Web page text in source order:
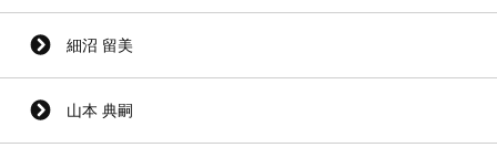
細沼 留美
山本 典嗣